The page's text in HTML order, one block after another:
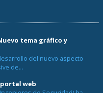
tema gráfico y
del nuevo aspecto
de...
portal web